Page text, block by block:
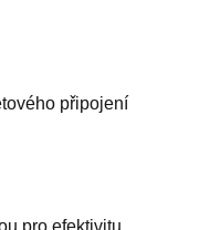
připojení